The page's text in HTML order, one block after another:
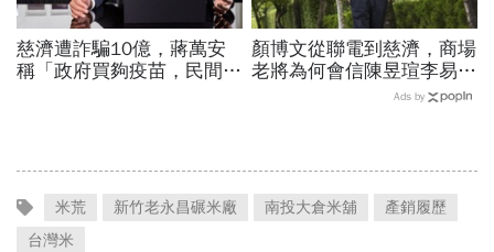
慈濟遭詐騙10億，蔣萬安
稱「政府買夠疫苗，民間就
顏博文從聯電到慈濟，商場
老將為何會信陳昱瑄李易
儒、豪給10億？慈濟發
Ads by
米荒 新竹老永昌碾米廠 南投大倉米舖
產銷履歷
台灣米